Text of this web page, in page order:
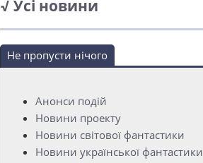
√ Усі новини
Не пропусти нічого
Анонси подій
Новини проекту
Новини світової фантастики
Новини української фантастики